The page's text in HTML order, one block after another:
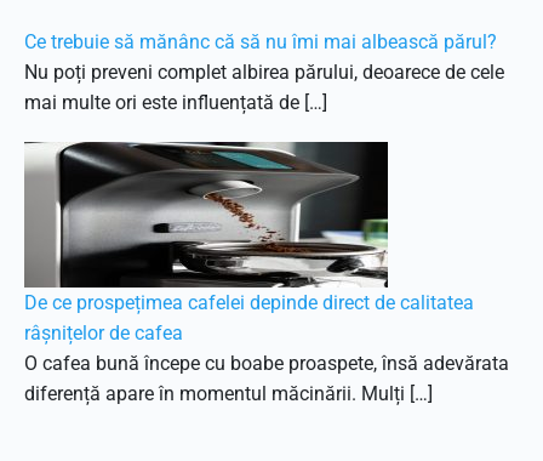
Ce trebuie să mănânc că să nu îmi mai albească părul?
Nu poți preveni complet albirea părului, deoarece de cele
mai multe ori este influențată de […]
De ce prospețimea cafelei depinde direct de calitatea
râșnițelor de cafea
O cafea bună începe cu boabe proaspete, însă adevărata
diferență apare în momentul măcinării. Mulți […]